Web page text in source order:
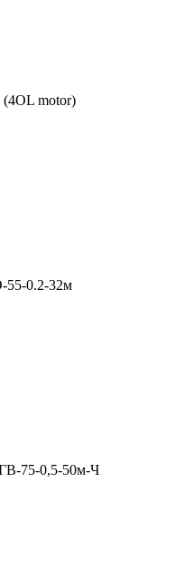
motor)
0.2-32м
75-0,5-50м-Ч